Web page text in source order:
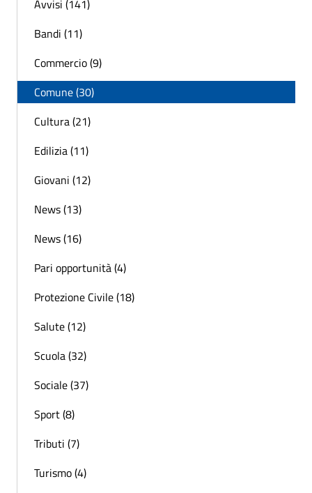
Avvisi (141)
Bandi (11)
Commercio (9)
Comune (30)
Cultura (21)
Edilizia (11)
Giovani (12)
News (13)
News (16)
Pari opportunità (4)
Protezione Civile (18)
Salute (12)
Scuola (32)
Sociale (37)
Sport (8)
Tributi (7)
Turismo (4)